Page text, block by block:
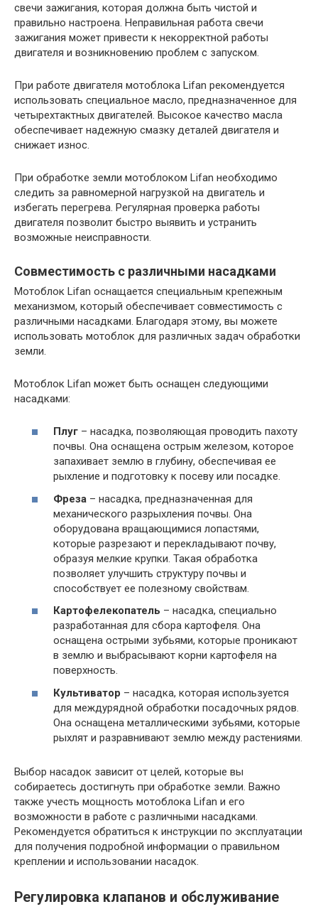
свечи зажигания, которая должна быть чистой и
правильно настроена. Неправильная работа свечи
зажигания может привести к некорректной работы
двигателя и возникновению проблем с запуском.
При работе двигателя мотоблока Lifan рекомендуется
использовать специальное масло, предназначенное для
четырехтактных двигателей. Высокое качество масла
обеспечивает надежную смазку деталей двигателя и
снижает износ.
При обработке земли мотоблоком Lifan необходимо
следить за равномерной нагрузкой на двигатель и
избегать перегрева. Регулярная проверка работы
двигателя позволит быстро выявить и устранить
возможные неисправности.
Совместимость с различными насадками
Мотоблок Lifan оснащается специальным крепежным
механизмом, который обеспечивает совместимость с
различными насадками. Благодаря этому, вы можете
использовать мотоблок для различных задач обработки
земли.
Мотоблок Lifan может быть оснащен следующими
насадками:
Плуг – насадка, позволяющая проводить пахоту
почвы. Она оснащена острым железом, которое
запахивает землю в глубину, обеспечивая ее
рыхление и подготовку к посеву или посадке.
Фреза – насадка, предназначенная для
механического разрыхления почвы. Она
оборудована вращающимися лопастями,
которые разрезают и перекладывают почву,
образуя мелкие крупки. Такая обработка
позволяет улучшить структуру почвы и
способствует ее полезному свойствам.
Картофелекопатель – насадка, специально
разработанная для сбора картофеля. Она
оснащена острыми зубьями, которые проникают
в землю и выбрасывают корни картофеля на
поверхность.
Культиватор – насадка, которая используется
для междурядной обработки посадочных рядов.
Она оснащена металлическими зубьями, которые
рыхлят и разравнивают землю между растениями.
Выбор насадок зависит от целей, которые вы
собираетесь достигнуть при обработке земли. Важно
также учесть мощность мотоблока Lifan и его
возможности в работе с различными насадками.
Рекомендуется обратиться к инструкции по эксплуатации
для получения подробной информации о правильном
креплении и использовании насадок.
Регулировка клапанов и обслуживание